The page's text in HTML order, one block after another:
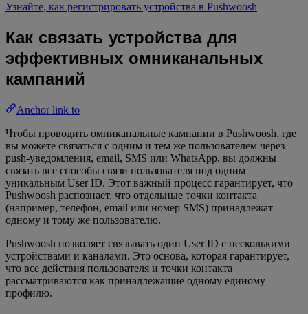
Узнайте, как регистрировать устройства в Pushwoosh
Как связать устройства для
эффективных омниканальных
кампаний
Anchor link to
Чтобы проводить омниканальные кампании в Pushwoosh, где
вы можете связаться с одним и тем же пользователем через
push-уведомления, email, SMS или WhatsApp, вы должны
связать все способы связи пользователя под одним
уникальным User ID. Этот важный процесс гарантирует, что
Pushwoosh распознает, что отдельные точки контакта
(например, телефон, email или номер SMS) принадлежат
одному и тому же пользователю.
Pushwoosh позволяет связывать один User ID с несколькими
устройствами и каналами. Это основа, которая гарантирует,
что все действия пользователя и точки контакта
рассматриваются как принадлежащие одному единому
профилю.